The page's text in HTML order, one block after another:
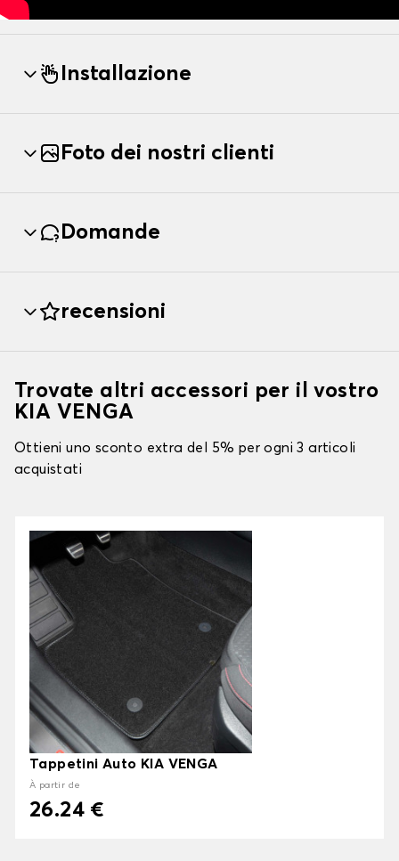
Installazione
Foto dei nostri clienti
Domande
recensioni
Trovate altri accessori per il vostro
KIA VENGA
Ottieni uno sconto extra del 5% per ogni 3 articoli
acquistati
Tappetini Auto KIA VENGA
À partir de
26.24 €